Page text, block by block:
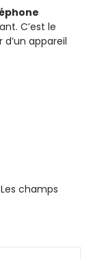
C’est le
appareil
Les champs